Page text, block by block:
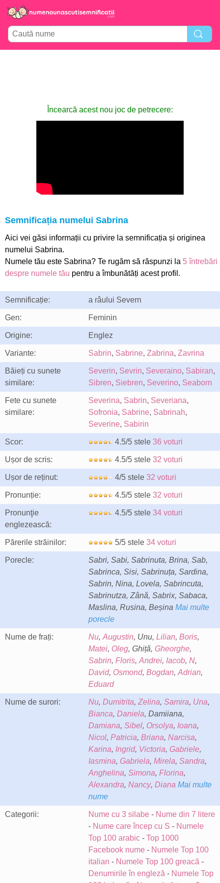
Încearcă acest nou joc de petrecere:
Semnificația numelui Sabrina
Aici vei găsi informații cu privire la semnificația și originea
numelui Sabrina.
Numele tău este Sabrina? Te rugăm să răspunzi la 5 întrebări
despre numele tău pentru a îmbunătăți acest profil.
Semnificație: a râului Severn
Gen: Feminin
Origine: Englez
Variante: Sabrin, Sabrine, Zabrina, Zavrina
Băieți cu sunete
similare:
Severin, Sevrin, Severaino, Sabiran,
Sibren, Siebren, Severino, Seaborn
Fete cu sunete
similare:
Severina, Sabrin, Severiana,
Sofronia, Sabrine, Sabrinah,
Severine, Sabirin
Scor: 4.5/5 stele 36 voturi
Ușor de scris: 4.5/5 stele 32 voturi
Ușor de reținut: 4/5 stele 32 voturi
Pronunție: 4.5/5 stele 32 voturi
Pronunţie
englezească:
4.5/5 stele 34 voturi
Părerile străinilor: 5/5 stele 34 voturi
Porecle:
Sabri, Sabi, Sabrinuta, Brina, Sab,
Sabrinca, Sisi, Sabrinuța, Sardina,
Sabrin, Nina, Lovela, Sabrincuta,
Sabrinutza, Zână, Sabrix, Sabaca,
Maslina, Rusina, Beșina Mai multe
porecle
Nume de frați: Nu, Augustin, Unu, Lilian, Boris,
Matei, Oleg, Ghiță, Gheorghe,
Sabrin, Floris, Andrei, Iacob, N,
David, Osmond, Bogdan, Adrian,
Eduard
Nume de surori: Nu, Dumitrita, Zelina, Samira, Una,
Bianca, Daniela, Damiiana,
Damiana, Sibel, Orsolya, Ioana,
Nicol, Patricia, Briana, Narcisa,
Karina, Ingrid, Victoria, Gabriele,
Iasmina, Gabriela, Mirela, Sandra,
Anghelina, Simona, Florina,
Alexandra, Nancy, Diana Mai multe
nume
Categorii: Nume cu 3 silabe - Nume din 7 litere
- Nume care încep cu S - Numele
Top 100 arabic - Top 1000
Facebook nume - Numele Top 100
italian - Numele Top 100 greacă -
Denumirile în engleză - Numele Top